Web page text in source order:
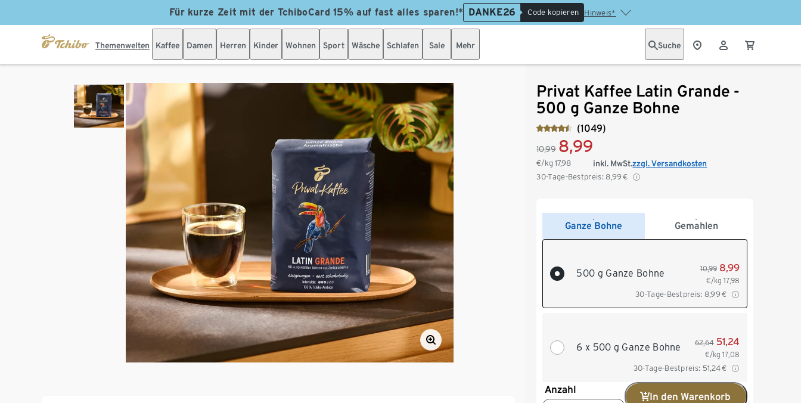
Für kurze Zeit mit der TchiboCard 15% auf fast alles sparen!* DANKE26 Code kopieren Hinweis*
Themenwelten Kaffee Damen Herren Kinder Wohnen Sport Wäsche Schlafen Sale Mehr Suche
Privat Kaffee Latin Grande -
500 g Ganze Bohne
(1049)
10,99 8,99
€/kg17,98
30-Tage-Bestpreis: 8,99€
inkl. MwSt.zzgl. Versandkosten
Ganze Bohne Gemahlen
500 g Ganze Bohne 10,99 8,99
€/kg 17,98
30-Tage-Bestpreis: 8,99€
6 x 500 g Ganze Bohne 62,64 51,24
€/kg 17,08
30-Tage-Bestpreis: 51,24€
Anzahl
In den Warenkorb